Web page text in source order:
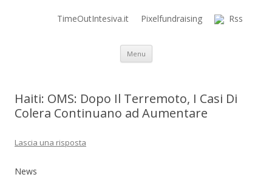
Time Out Intensiva Blog
il tempo e la memoria in terapia intensiva
TimeOutIntesiva.it Pixelfundraising Rss
Menu Vai al contenuto
Haiti: OMS: Dopo Il Terremoto, I Casi Di
Colera Continuano ad Aumentare
Lascia una risposta
News